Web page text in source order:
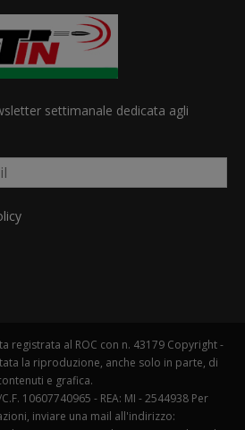
settimanale dedicata agli
registrata al ROC con n. 43179 Copyright -
la riproduzione, anche solo in parte, di
e grafica.
10607740965 - REA: MI - 2544938 Per
inviare una mail all'indirizzo: